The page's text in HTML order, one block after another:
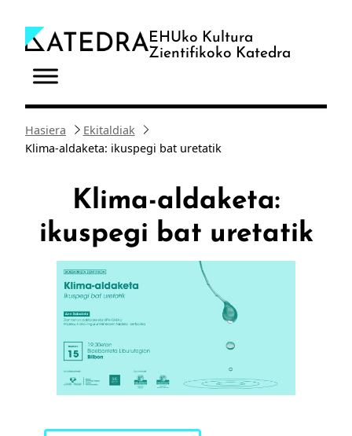
edukira
EHUko Kultura
Zientifikoko Katedra
Hasiera
Ekitaldiak
Klima-aldaketa: ikuspegi bat uretatik
Klima-aldaketa:
ikuspegi bat uretatik